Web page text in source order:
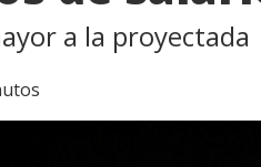
a la proyectada